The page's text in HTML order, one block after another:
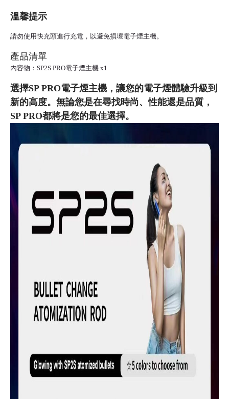
溫馨提示
請勿使用快充頭進行充電，以避免損壞電子煙主機。
產品清單
內容物：SP2S PRO電子煙主機 x1
選擇SP PRO電子煙主機，讓您的電子煙體驗升級到
新的高度。無論您是在尋找時尚、性能還是品質，
SP PRO都將是您的最佳選擇。